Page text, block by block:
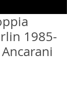
1985-